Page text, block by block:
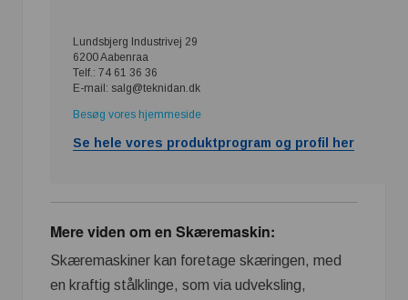
Lundsbjerg Industrivej 29
6200 Aabenraa
Telf.: 74 61 36 36
E-mail: salg@teknidan.dk
Besøg vores hjemmeside
Se hele vores produktprogram og profil her
Mere viden om en Skæremaskin:
Skæremaskiner kan foretage skæringen, med
en kraftig stålklinge, som via udveksling,